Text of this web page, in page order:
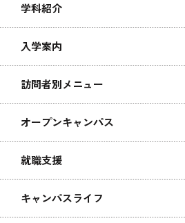
学科紹介
入学案内
訪問者別メニュー
オープンキャンパス
就職支援
キャンパスライフ